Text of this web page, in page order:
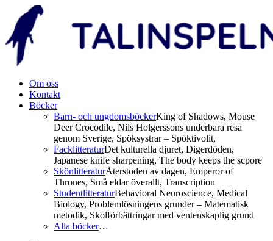
Om oss
Kontakt
Böcker
Barn- och ungdomsböckerKing of Shadows, Mouse
Deer Crocodile, Nils Holgerssons underbara resa
genom Sverige, Spöksystrar – Spöktivolit,
FacklitteraturDet kulturella djuret, Digerdöden,
Japanese knife sharpening, The body keeps the scpore
SkönlitteraturÅterstoden av dagen, Emperor of
Thrones, Små eldar överallt, Transcription
StudentlitteraturBehavioral Neuroscience, Medical
Biology, Problemlösningens grunder – Matematisk
metodik, Skolförbättringar med ventenskaplig grund
Alla böcker…